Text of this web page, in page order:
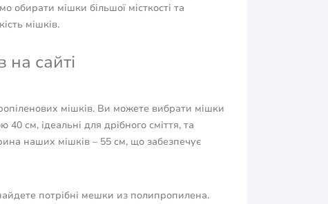
обирати мішки більшої місткості та
мішків.
на сайті
мішків. Ви можете вибрати мішки
см, ідеальні для дрібного сміття, та
наших мішків – 55 см, що забезпечує
потрібні мешки из полипропилена.